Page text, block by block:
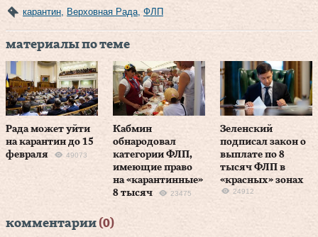
карантин Верховная Рада ФЛП
материалы по теме
Рада может уйти
на карантин до 15
февраля
49073
Кабмин
обнародовал
категории ФЛП,
имеющие право
на «карантинные»
8 тысяч
23475
Зеленский
подписал закон о
выплате по 8
тысяч ФЛП в
«красных» зонах
24912
комментарии (0)